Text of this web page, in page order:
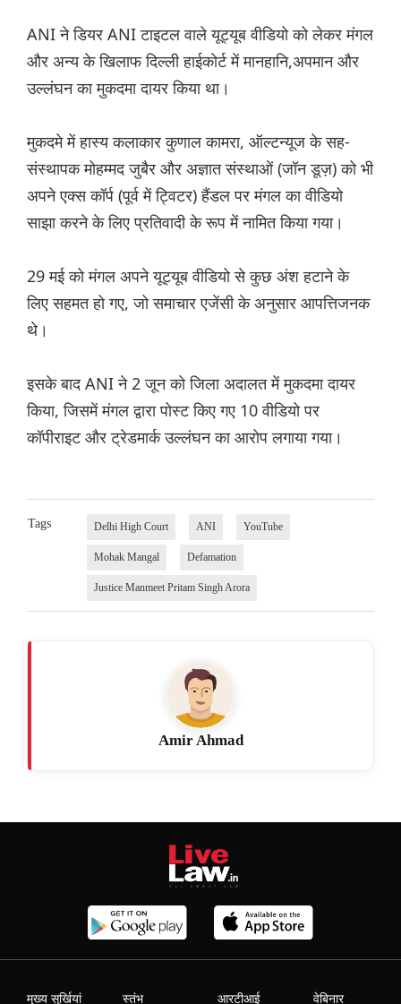
ANI ने डियर ANI टाइटल वाले यूट्यूब वीडियो को लेकर मंगल
और अन्य के खिलाफ दिल्ली हाईकोर्ट में मानहानि,अपमान और
उल्लंघन का मुकदमा दायर किया था।
मुकदमे में हास्य कलाकार कुणाल कामरा, ऑल्टन्यूज के सह-
संस्थापक मोहम्मद जुबैर और अज्ञात संस्थाओं (जॉन डूज़) को भी
अपने एक्स कॉर्प (पूर्व में ट्विटर) हैंडल पर मंगल का वीडियो
साझा करने के लिए प्रतिवादी के रूप में नामित किया गया।
29 मई को मंगल अपने यूट्यूब वीडियो से कुछ अंश हटाने के
लिए सहमत हो गए, जो समाचार एजेंसी के अनुसार आपत्तिजनक
थे।
इसके बाद ANI ने 2 जून को जिला अदालत में मुकदमा दायर
किया, जिसमें मंगल द्वारा पोस्ट किए गए 10 वीडियो पर
कॉपीराइट और ट्रेडमार्क उल्लंघन का आरोप लगाया गया।
Tags Delhi High Court ANI YouTube
Mohak Mangal Defamation
Justice Manmeet Pritam Singh Arora
Amir Ahmad
मुख्य सुर्खियां स्तंभ आरटीआई वेबिनार